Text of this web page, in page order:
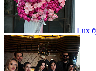
Lux